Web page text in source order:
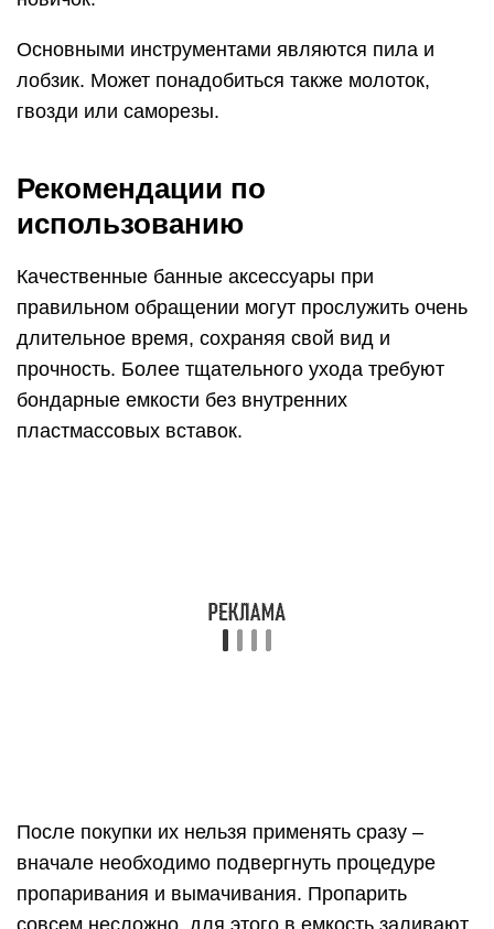
Основными инструментами являются пила и
лобзик. Может понадобиться также молоток,
гвозди или саморезы.
Рекомендации по
использованию
Качественные банные аксессуары при
правильном обращении могут прослужить очень
длительное время, сохраняя свой вид и
прочность. Более тщательного ухода требуют
бондарные емкости без внутренних
пластмассовых вставок.
кипяток, закрывают крышкой и выдерживают 30
минут. Затем эту воду сливают, наполняют